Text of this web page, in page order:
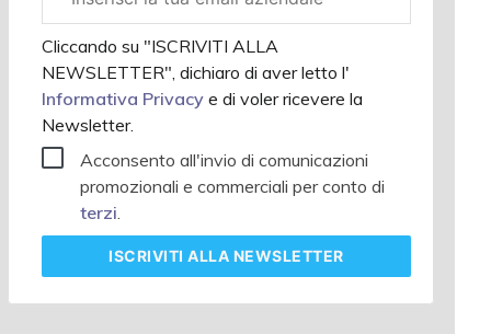
aziendale
Cliccando su "ISCRIVITI ALLA
NEWSLETTER", dichiaro di aver letto l'
Informativa Privacye di voler ricevere la
Newsletter.
Acconsento all'invio di comunicazioni
promozionali e commerciali per conto di
terzi.
ISCRIVITIALLA NEWSLETTER